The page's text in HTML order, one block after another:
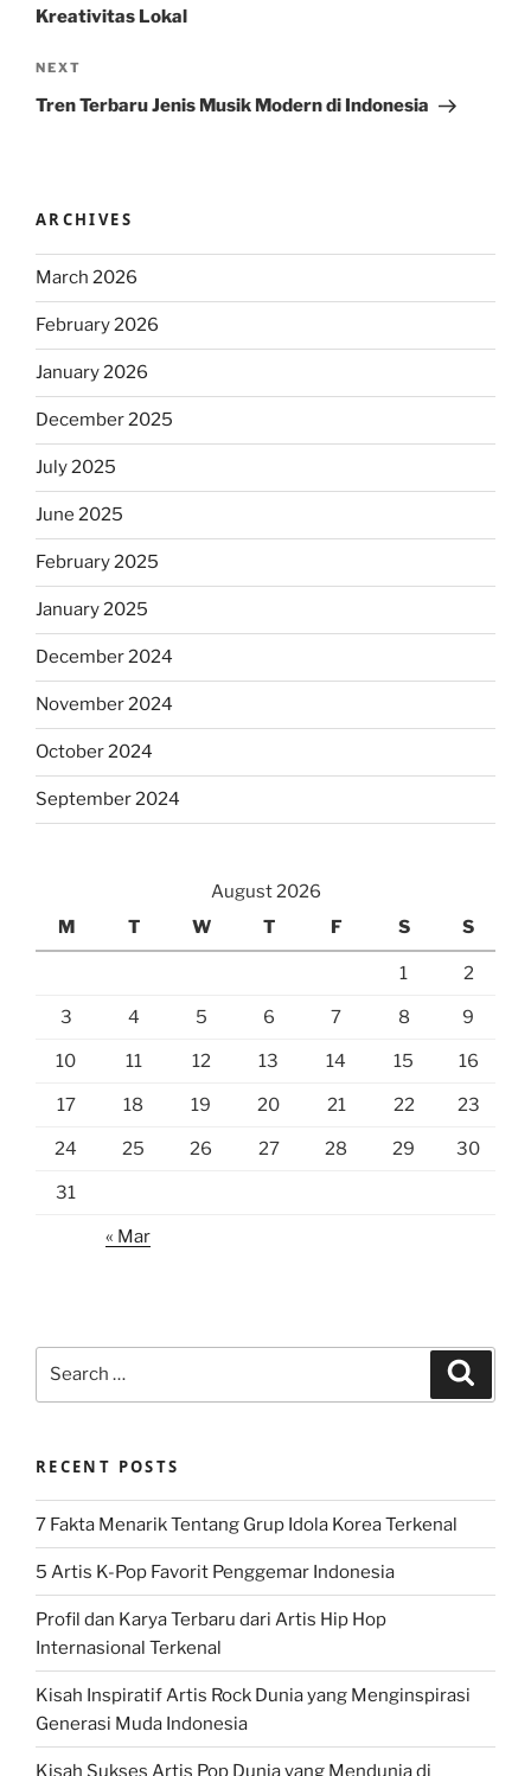
Kreativitas Lokal
Next
Post
NEXT
Tren Terbaru Jenis Musik Modern di Indonesia
ARCHIVES
March 2026
February 2026
January 2026
December 2025
July 2025
June 2025
February 2025
January 2025
December 2024
November 2024
October 2024
September 2024
August 2026
M
T W T F S S
1 2
3 4 5 6 7 8 9
10 11 12 13 14 15 16
17 18 19 20 21 22 23
24 25 26 27 28 29 30
31
« Mar
RECENT POSTS
7 Fakta Menarik Tentang Grup Idola Korea Terkenal
5 Artis K-Pop Favorit Penggemar Indonesia
Profil dan Karya Terbaru dari Artis Hip Hop
Internasional Terkenal
Kisah Inspiratif Artis Rock Dunia yang Menginspirasi
Generasi Muda Indonesia
Kisah Sukses Artis Pop Dunia yang Mendunia di